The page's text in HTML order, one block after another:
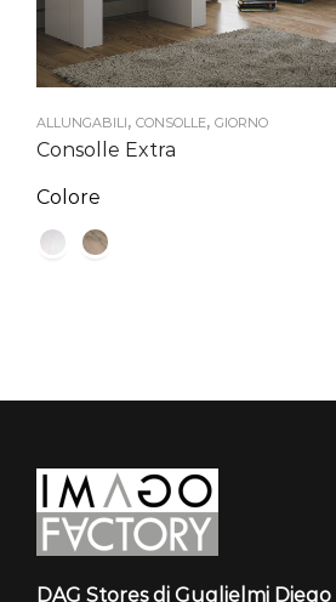
ALLUNGABILI, CONSOLLE, GIORNO
Consolle Extra
Colore
DAG Stores di Guglielmi Diego